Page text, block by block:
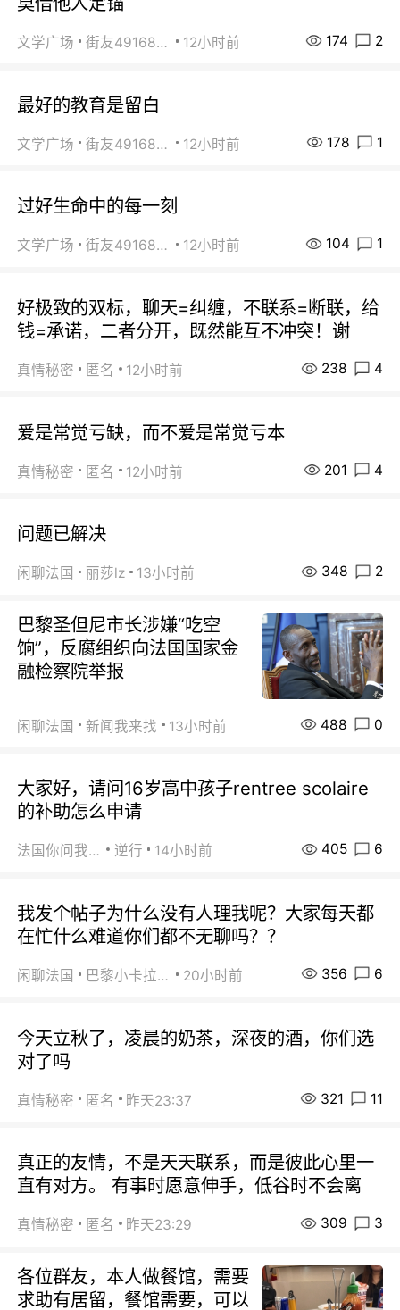
文学广场 街友49168527 12小时前 174 2
最好的教育是留白
文学广场 街友49168527 12小时前 178 1
过好生命中的每一刻
文学广场 街友49168527 12小时前 104 1
好极致的双标，聊天=纠缠，不联系=断联，给
钱=承诺，二者分开，既然能互不冲突！谢
真情秘密 匿名 12小时前 238 4
爱是常觉亏缺，而不爱是常觉亏本
真情秘密 匿名 12小时前 201 4
问题已解决
闲聊法国 丽莎lz 13小时前 348 2
巴黎圣但尼市长涉嫌“吃空
饷”，反腐组织向法国国家金
融检察院举报
闲聊法国 新闻我来找 13小时前 488 0
大家好，请问16岁高中孩子rentree scolaire
的补助怎么申请
法国你问我答 逆行 14小时前 405 6
我发个帖子为什么没有人理我呢？大家每天都
在忙什么难道你们都不无聊吗？？
闲聊法国 巴黎小卡拉咪 20小时前 356 6
今天立秋了，凌晨的奶茶，深夜的酒，你们选
对了吗
真情秘密 匿名 昨天23:37 321 11
真正的友情，不是天天联系，而是彼此心里一
直有对方。 有事时愿意伸手，低谷时不会离
真情秘密 匿名 昨天23:29 309 3
各位群友，本人做餐馆，需要
求助有居留，餐馆需要，可以